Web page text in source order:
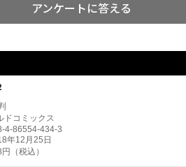
アンケートに答える
ドコミックス
4-86554-434-3
年12月25日
（税込）